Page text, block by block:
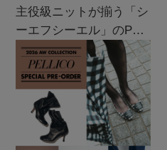
主役級ニットが揃う「シ
ーエフシーエル」のPOP
UPがスタート